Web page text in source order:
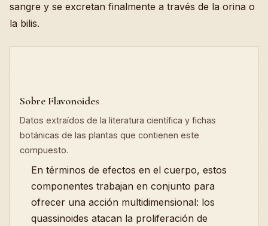
sangre y se excretan finalmente a través de la orina o
la bilis.
Sobre Flavonoides
Datos extraídos de la literatura científica y fichas
botánicas de las plantas que contienen este
compuesto.
En términos de efectos en el cuerpo, estos
componentes trabajan en conjunto para
ofrecer una acción multidimensional: los
quassinoides atacan la proliferación de